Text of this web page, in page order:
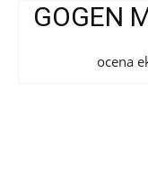
GOGEN
ocena